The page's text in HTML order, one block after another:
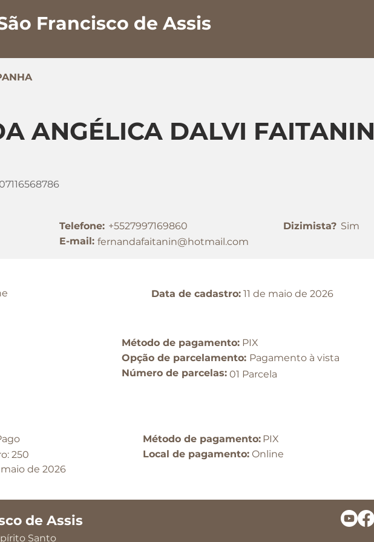
Francisco de Assis
ANGÉLICA DALVI FAITANIN
07116568786
Telefone:
E-mail:
+5527997169860
fernandafaitanin@hotmail.com
Dizimista? Sim
Data de cadastro: 11 de maio de 2026
Método de pagamento:
Opção de parcelamento:​
​Número de parcelas:
PIX
Pagamento à vista
01 Parcela
250
maio de 2026
Online
Método de pagamento:
Local de pagamento:
PIX
de Assis
Santo